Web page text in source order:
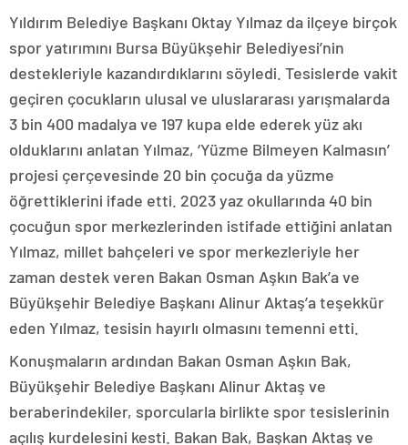
Yıldırım Belediye Başkanı Oktay Yılmaz da ilçeye birçok
spor yatırımını Bursa Büyükşehir Belediyesi’nin
destekleriyle kazandırdıklarını söyledi. Tesislerde vakit
geçiren çocukların ulusal ve uluslararası yarışmalarda
3 bin 400 madalya ve 197 kupa elde ederek yüz akı
olduklarını anlatan Yılmaz, ‘Yüzme Bilmeyen Kalmasın’
projesi çerçevesinde 20 bin çocuğa da yüzme
öğrettiklerini ifade etti. 2023 yaz okullarında 40 bin
çocuğun spor merkezlerinden istifade ettiğini anlatan
Yılmaz, millet bahçeleri ve spor merkezleriyle her
zaman destek veren Bakan Osman Aşkın Bak’a ve
Büyükşehir Belediye Başkanı Alinur Aktaş’a teşekkür
eden Yılmaz, tesisin hayırlı olmasını temenni etti.
Konuşmaların ardından Bakan Osman Aşkın Bak,
Büyükşehir Belediye Başkanı Alinur Aktaş ve
beraberindekiler, sporcularla birlikte spor tesislerinin
açılış kurdelesini kesti. Bakan Bak, Başkan Aktaş ve